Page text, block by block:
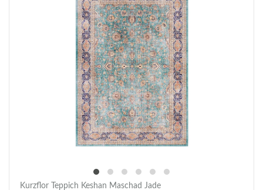
Kurzflor Teppich Keshan Maschad Jade